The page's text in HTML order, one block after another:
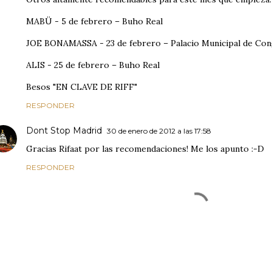
MABÜ - 5 de febrero – Buho Real
JOE BONAMASSA - 23 de febrero – Palacio Municipal de
ALIS - 25 de febrero – Buho Real
Besos "EN CLAVE DE RIFF"
RESPONDER
Dont Stop Madrid 30 de enero de 2012 a las 17:58
Gracias Rifaat por las recomendaciones! Me los apunto :-D
RESPONDER